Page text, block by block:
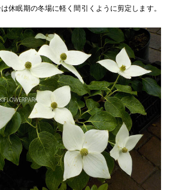
休眠期の冬場に軽く間引くように剪定します。